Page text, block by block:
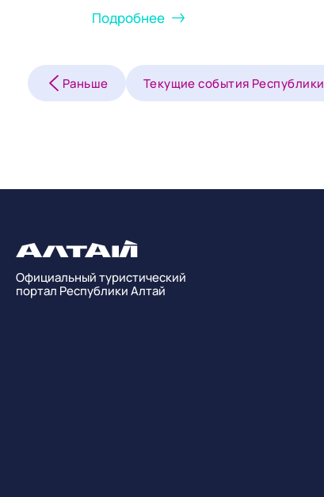
Подробнее
Раньше Текущие события Республики
Официальный туристический
портал Республики Алтай